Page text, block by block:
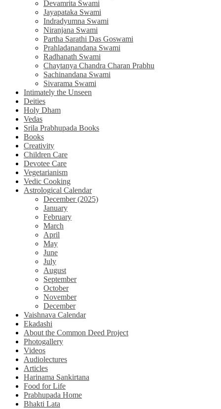
Devamrita Swami
Jayapataka Swami
Indradyumna Swami
Niranjana Swami
Partha Sarathi Das Goswami
Prahladanandana Swami
Radhanath Swami
Chaytanya Chandra Charan Prabhu
Sachinandana Swami
Sivarama Swami
Intimately the Unseen
Deities
Holy Dham
Vedas
Srila Prabhupada Books
Books
Creativity
Children Care
Devotee Care
Vegetarianism
Vedic Cooking
Astrological Calendar
December (2025)
January
February
March
April
May
June
July
August
September
October
November
December
Vaishnava Calendar
Ekadashi
About the Common Deed Project
Photogallery
Videos
Audiolectures
Articles
Harinama Sankirtana
Food for Life
Prabhupada Home
Bhakti Lata